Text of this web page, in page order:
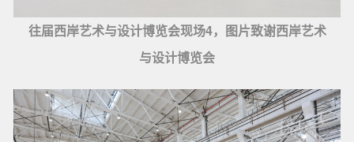
往届西岸艺术与设计博览会现场4，图片致谢西岸艺术
与设计博览会